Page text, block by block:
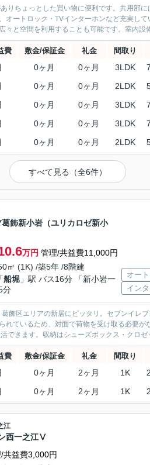
りちょっとした買い物に便利です。共用部
オートロック・TVインターホンなど充実し
々と空間を利用することも可能です。室内設
費 敷金/保証金 礼金 間取り
0ヶ月 0ヶ月 3LDK
0ヶ月 0ヶ月 2LDK
0ヶ月 0ヶ月 3LDK
0ヶ月 0ヶ月 3LDK
0ヶ月 0ヶ月 2LDK
すべて見る（全6件）
葛飾新小岩（ユリカロゼ新小
万円 管理/共益費11,000円
㎡ (1K) /築5年 /8階建
「船堀 」駅 バス16分 「新小岩一
分
オー
イン
飾区エリアの新居にピッタリ。セブンイレ
れているため、対面で荷物を受け取る必要
できます。収納はシューズボックス・クロ
費 敷金/保証金 礼金 間取り
0ヶ月 2ヶ月 1K
0ヶ月 2ヶ月 1K
江
西一之江Ⅴ
共益費3,000円